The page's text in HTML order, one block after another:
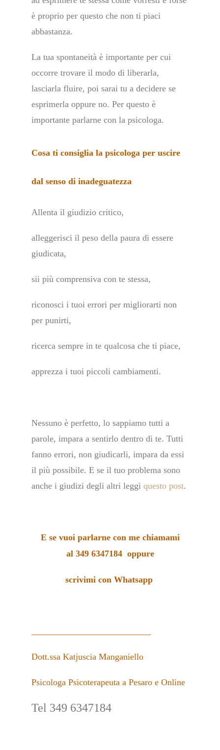
è proprio per questo che non ti piaci
abbastanza.
La tua spontaneità è importante per cui
occorre trovare il modo di liberarla,
lasciarla fluire, poi sarai tu a decidere se
esprimerla oppure no. Per questo è
importante parlarne con la psicologa.
Cosa ti consiglia la psicologa per uscire
dal senso di inadeguatezza
Allenta il giudizio critico,
alleggerisci il peso della paura di essere
giudicata,
sii più comprensiva con te stessa,
riconosci i tuoi errori per migliorarti non
per punirti,
ricerca sempre in te qualcosa che ti piace,
apprezza i tuoi piccoli cambiamenti.
Nessuno è perfetto, lo sappiamo tutti a
parole, impara a sentirlo dentro di te. Tutti
fanno errori, non giudicarli, impara da essi
il più possibile. E se il tuo problema sono
anche i giudizi degli altri leggi questo post.
E se vuoi parlarne con me chiamami
al 349 6347184 oppure
scrivimi con Whatsapp
Dott.ssa Katjuscia Manganiello
Psicologa Psicoterapeuta a Pesaro e Online
Tel 349 6347184